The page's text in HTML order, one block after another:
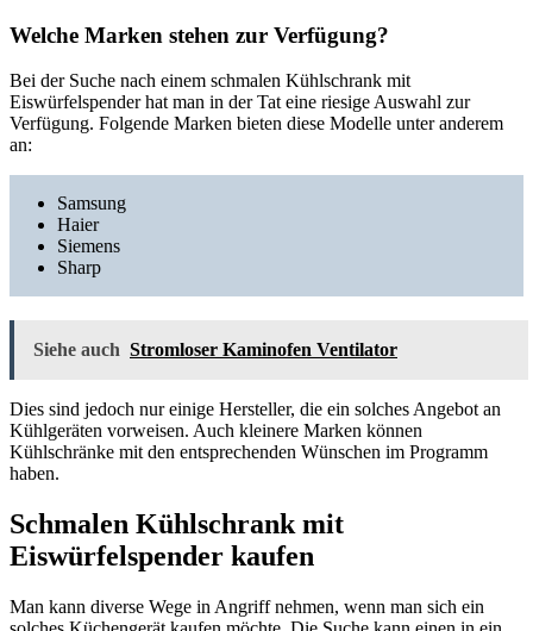
Welche Marken stehen zur Verfügung?
Bei der Suche nach einem schmalen Kühlschrank mit
Eiswürfelspender hat man in der Tat eine riesige Auswahl zur
Verfügung. Folgende Marken bieten diese Modelle unter anderem
an:
Samsung
Haier
Siemens
Sharp
Siehe auch Stromloser Kaminofen Ventilator
Dies sind jedoch nur einige Hersteller, die ein solches Angebot an
Kühlgeräten vorweisen. Auch kleinere Marken können
Kühlschränke mit den entsprechenden Wünschen im Programm
haben.
Schmalen Kühlschrank mit
Eiswürfelspender kaufen
Man kann diverse Wege in Angriff nehmen, wenn man sich ein